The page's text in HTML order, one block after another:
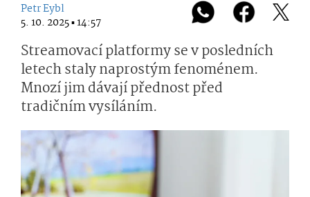
Petr Eybl
5. 10. 2025 ▪ 14:57
Streamovací platformy se v posledních
letech staly naprostým fenoménem.
Mnozí jim dávají přednost před
tradičním vysíláním.